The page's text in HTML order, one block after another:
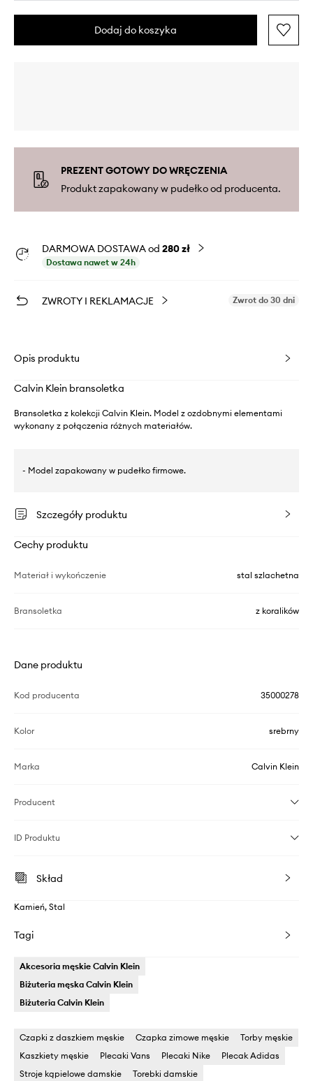
Dodaj do koszyka
PREZENT GOTOWY DO WRĘCZENIA
Produkt zapakowany w pudełko od producenta.
DARMOWA DOSTAWA od 280 zł
Dostawa nawet w 24h
ZWROTY I REKLAMACJE Zwrot do 30 dni
Opis produktu
Calvin Klein bransoletka
Bransoletka z kolekcji Calvin Klein. Model z ozdobnymi elementami
wykonany z połączenia różnych materiałów.
- Model zapakowany w pudełko firmowe.
Szczegóły produktu
Cechy produktu
Materiał i wykończenie stal szlachetna
Bransoletka z koralików
Dane produktu
Kod producenta 35000278
Kolor srebrny
Marka Calvin Klein
Producent
ID Produktu
Skład
Kamień, Stal
Tagi
Akcesoria męskie Calvin Klein
Biżuteria męska Calvin Klein
Biżuteria Calvin Klein
Czapki z daszkiem męskie Czapka zimowe męskie
Torby męskie
Kaszkiety męskie
Plecaki Vans Plecaki Nike
Plecak Adidas
Stroje kąpielowe damskie
Torebki damskie